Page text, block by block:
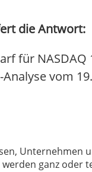
die Antwort:
für NASDAQ
vom
Unternehmen
ganz oder